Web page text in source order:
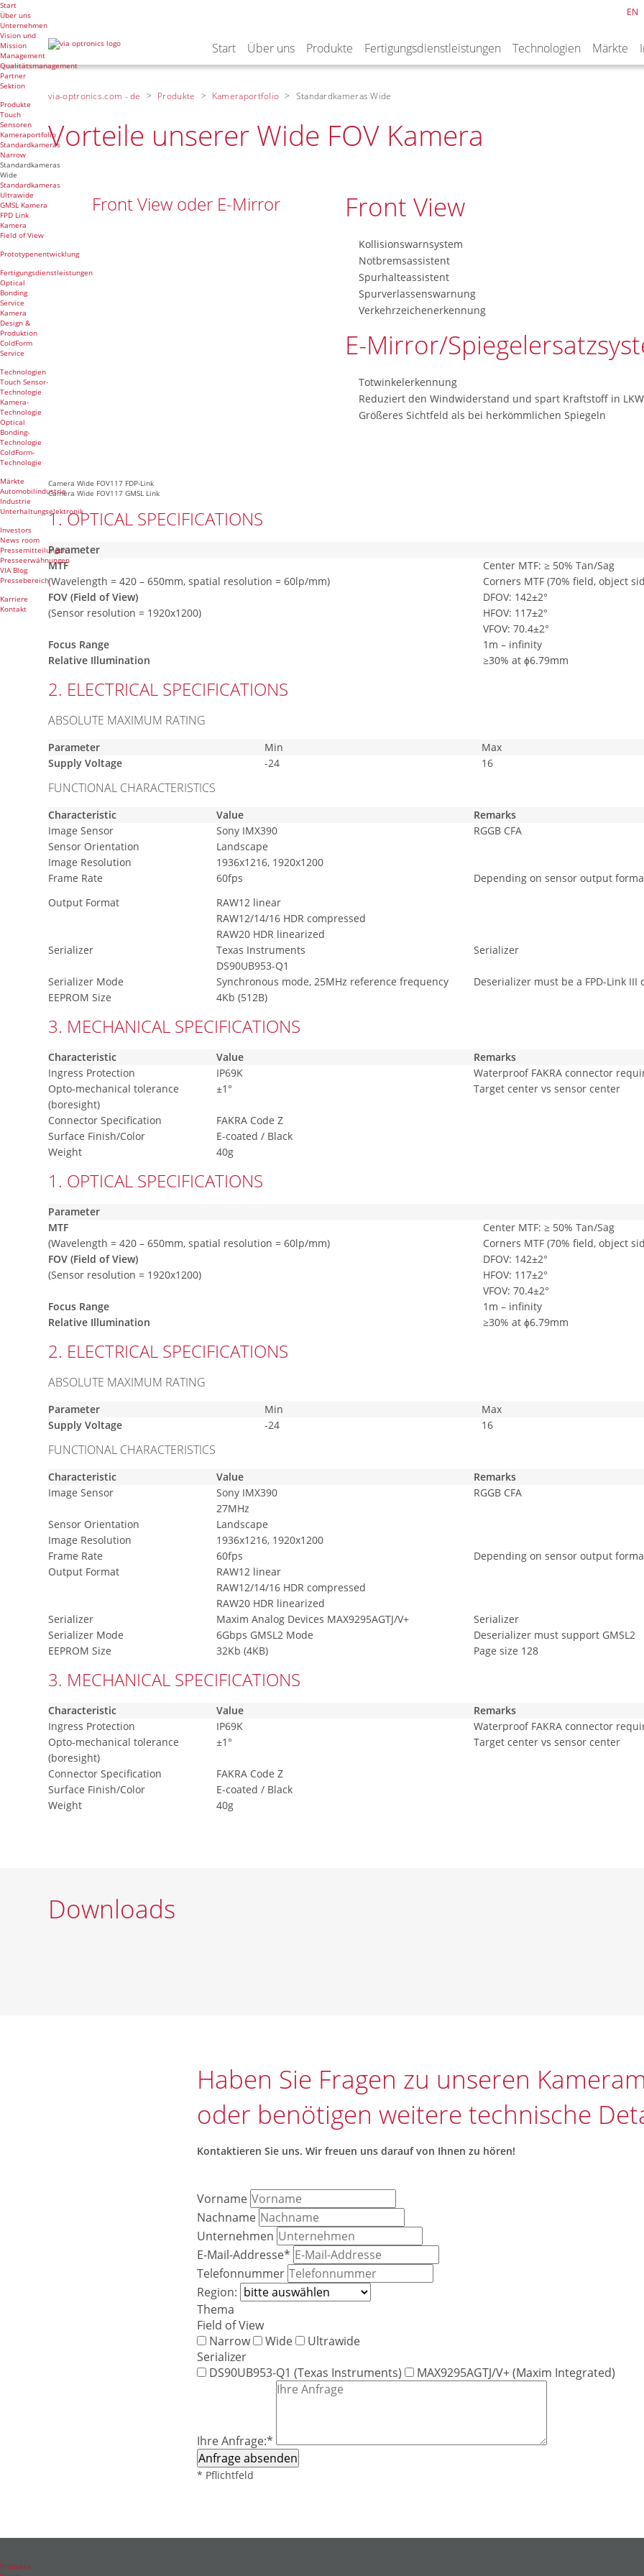
EN
Start
Über uns
Unternehmen
Vision und
Mission
Management
Qualitätsmanagement
Partner
Sektion
Produkte
Touch
Sensoren
Kameraportfolio
Standardkameras
Narrow
Standardkameras
Wide
Standardkameras
Ultrawide
GMSL Kamera
FPD Link
Kamera
Field of View
Prototypenentwicklung
Fertigungsdienstleistungen
Optical
Bonding
Service
Kamera
Design &
Produktion
ColdForm
Service
Technologien
Touch Sensor-
Technologie
Kamera-
Technologie
Optical
Bonding-
Technologie
ColdForm-
Technologie
Märkte
Automobilindustrie
Industrie
Unterhaltungselektronik
Investors
News room
Pressemitteilungen
Presseerwähnungen
VIA Blog
Pressebereich
Karriere
Kontakt
Navigation
überspringen
Start
Über uns Produkte Fertigungsdienstleistungen Technologien Märkte
via-optronics.com - de Produkte Kameraportfolio Standardkameras Wide
Vorteile unserer Wide FOV Kamera
Front View oder E-Mirror Front View
Kollisionswarnsystem
Notbremsassistent
Spurhalteassistent
Spurverlassenswarnung
Verkehrzeichenerkennung
E-Mirror/
Totwinkelerkennung
Reduziert den Windwiderstand und spart Kraftstoff in
Größeres Sichtfeld als bei herkömmlichen Spiegeln
Camera Wide FOV117 FDP-Link
Camera Wide FOV117 GMSL Link
1. OPTICAL SPECIFICATIONS
Parameter
MTF
(Wavelength = 420 – 650mm, spatial resolution = 60lp/mm)
Center MTF: ≥ 50% Tan/Sag
Corners MTF (70% field, object
FOV (Field of View)
(Sensor resolution = 1920x1200)
DFOV: 142±2°
HFOV: 117±2°
VFOV: 70.4±2°
Focus Range
1m – infinity
Relative Illumination
≥30% at ɸ6.79mm
2. ELECTRICAL SPECIFICATIONS
ABSOLUTE MAXIMUM RATING
Parameter Min
Max
Supply Voltage
-24 16
FUNCTIONAL CHARACTERISTICS
Characteristic Value
Remarks
Image Sensor
Sony IMX390
RGGB CFA
Sensor Orientation
Landscape
Image Resolution
1936x1216, 1920x1200
Frame Rate
60fps
Depending on sensor output
Output Format
RAW12 linear
RAW12/14/16 HDR compressed
RAW20 HDR linearized
Serializer
Texas Instruments
DS90UB953-Q1
Serializer
Serializer Mode Synchronous mode, 25MHz reference frequency
Deserializer must be a FPD-Link III
EEPROM Size
4Kb (512B)
3. MECHANICAL SPECIFICATIONS
Characteristic Value
Remarks
Ingress Protection
IP69K
Waterproof FAKRA connector
Opto-mechanical tolerance
(boresight)
±1° Target center vs sensor center
Connector Specification
FAKRA Code Z
Surface Finish/Color
E-coated / Black
Weight
40g
1. OPTICAL SPECIFICATIONS
Parameter
MTF
(Wavelength = 420 – 650mm, spatial resolution = 60lp/mm)
Center MTF: ≥ 50% Tan/Sag
Corners MTF (70% field, object
FOV (Field of View)
(Sensor resolution = 1920x1200)
DFOV: 142±2°
HFOV: 117±2°
VFOV: 70.4±2°
Focus Range
1m – infinity
Relative Illumination
≥30% at ɸ6.79mm
2. ELECTRICAL SPECIFICATIONS
ABSOLUTE MAXIMUM RATING
Parameter Min
Max
Supply Voltage
-24 16
FUNCTIONAL CHARACTERISTICS
Characteristic Value
Remarks
Image Sensor
Sony IMX390
27MHz
RGGB CFA
Sensor Orientation
Landscape
Image Resolution
1936x1216, 1920x1200
Frame Rate
60fps
Depending on sensor output
Output Format
RAW12 linear
RAW12/14/16 HDR compressed
RAW20 HDR linearized
Serializer
Maxim Analog Devices MAX9295AGTJ/V+
Serializer
Serializer Mode
6Gbps GMSL2 Mode
Deserializer must support GMSL2
EEPROM Size
32Kb (4KB) Page size 128
3. MECHANICAL SPECIFICATIONS
Characteristic Value
Remarks
Ingress Protection
IP69K
Waterproof FAKRA connector
Opto-mechanical tolerance
(boresight)
±1° Target center vs sensor center
Connector Specification
FAKRA Code Z
Surface Finish/Color
E-coated / Black
Weight
40g
Downloads
Haben Sie Fragen zu unseren
oder benötigen weitere technische
Kontaktieren Sie uns. Wir freuen uns daraufvon Ihnen zu hören!
Vorname
Nachname
Unternehmen
Pflichtfeld
E-Mail-Addresse*
Telefonnummer
Region:
Thema
Field of View
Narrow
Wide
Ultrawide
Serializer
DS90UB953-Q1 (Texas Instruments)
MAX9295AGTJ/V+ (Maxim Integrated)
Ihre Anfrage:*
Anfrage absenden
* Pflichtfeld
überspringen
Navigation
Produkte
überspringen
überspringen
überspringen
überspringen
überspringen